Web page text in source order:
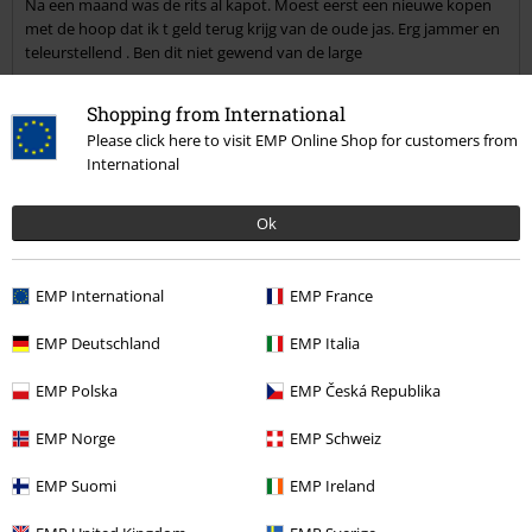
Shopping from International
Please click here to visit EMP Online Shop for customers from
International
Ok
EMP International EMP France
EMP Deutschland EMP Italia
EMP Polska EMP Česká Republika
EMP Norge EMP Schweiz
EMP Suomi EMP Ireland
Commentaar versturen
Na een maand was de rits al kapot. Moest eerst een nieuwe kopen
met de hoop dat ik t geld terug krijg van de oude jas. Erg jammer en
teleurstellend . Ben dit niet gewend van de large
Kwaliteit
5
Te nauw
Perfect
Lengte
Heeft deze recensie je geholpen?